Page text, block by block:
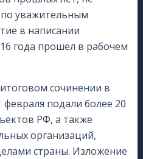
уважительным
в написании
года прошёл в рабочем
сочинении в
подали более 20
РФ, а также
организаций,
страны. Изложение